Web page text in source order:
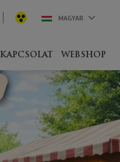
KAPCSOLAT WEBSHOP
MAGYAR